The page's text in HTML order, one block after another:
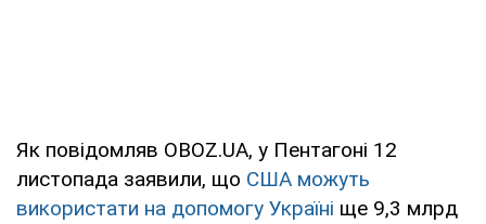
Як повідомляв OBOZ.UA, у Пентагоні 12
листопада заявили, що США можуть
використати на допомогу Україні ще 9,3 млрд